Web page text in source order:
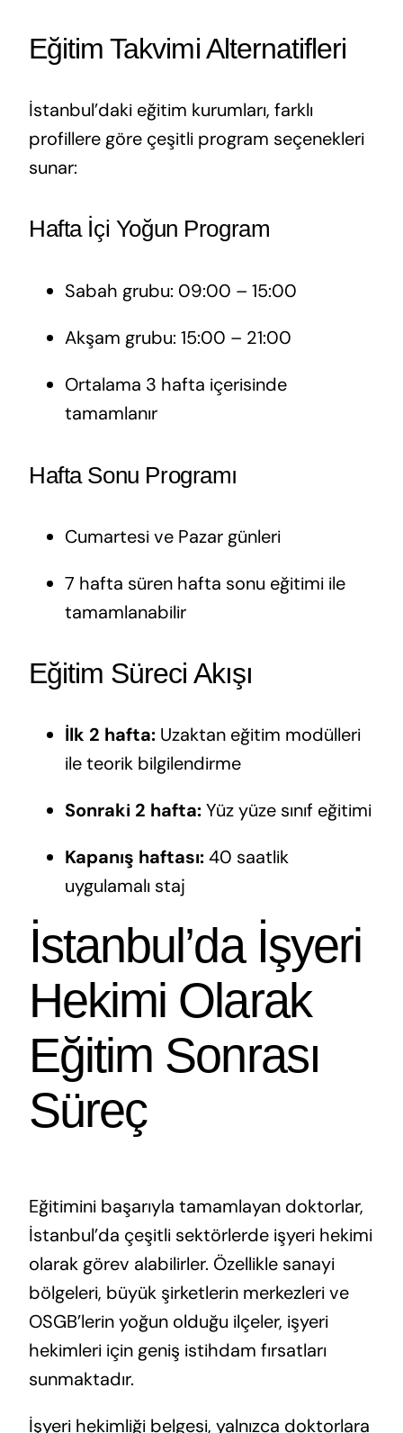
Eğitim Takvimi Alternatifleri
İstanbul’daki eğitim kurumları, farklı
profillere göre çeşitli program seçenekleri
sunar:
Hafta İçi Yoğun Program
Sabah grubu: 09:00 – 15:00
Akşam grubu: 15:00 – 21:00
Ortalama 3 hafta içerisinde
tamamlanır
Hafta Sonu Programı
Cumartesi ve Pazar günleri
7 hafta süren hafta sonu eğitimi ile
tamamlanabilir
Eğitim Süreci Akışı
İlk 2 hafta:Uzaktan eğitim modülleri
ile teorik bilgilendirme
Sonraki 2 hafta:Yüz yüze sınıf eğitimi
Kapanış haftası:40 saatlik
uygulamalı staj
İstanbul’da İşyeri
Hekimi Olarak
Eğitim Sonrası
Süreç
Eğitimini başarıyla tamamlayan doktorlar,
İstanbul’da çeşitli sektörlerde işyeri hekimi
olarak görev alabilirler. Özellikle sanayi
bölgeleri, büyük şirketlerin merkezleri ve
OSGB’lerin yoğun olduğu ilçeler, işyeri
hekimleri için geniş istihdam fırsatları
sunmaktadır.
İşyeri hekimliği belgesi, yalnızca doktorlara